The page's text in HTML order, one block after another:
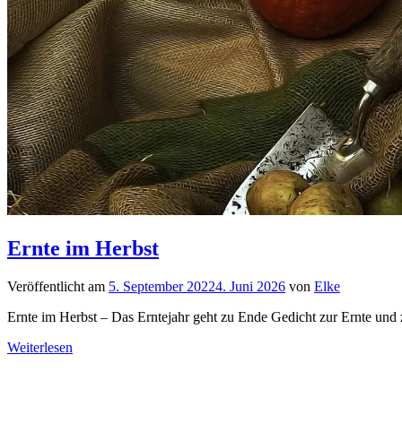
Ernte im Herbst
Veröffentlicht am 5. September 20224. Juni 2026 von Elke
Ernte im Herbst – Das Erntejahr geht zu Ende Gedicht zur Ernte
Weiterlesen